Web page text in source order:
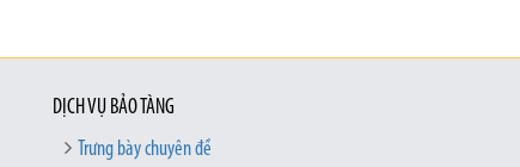
DỊCH VỤ BẢO TÀNG
Trưng bày chuyên đề